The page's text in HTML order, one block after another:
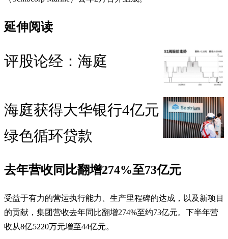
延伸阅读
评股论经：海庭
海庭获得大华银行4亿元
绿色循环贷款
去年营收同比翻增274%至73亿元
受益于有力的营运执行能力、生产里程碑的达成，以及新项目
的贡献，集团营收去年同比翻增274%至约73亿元。下半年营
收从8亿5220万元增至44亿元。